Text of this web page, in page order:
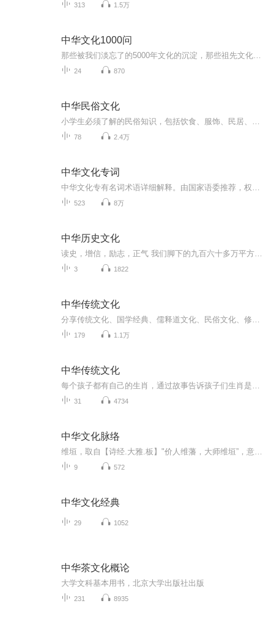
313 1.5万
中华文化1000问
24 870
中华民俗文化
78 2.4万
中华文化专词
523 8万
中华历史文化
3 1822
中华传统文化
179 1.1万
中华传统文化
31 4734
中华文化脉络
9 572
中华文化经典
29 1052
中华茶文化概论
大学文科基本用书，北京大学出版社出版
231 8935